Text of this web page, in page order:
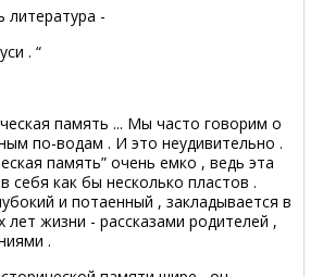
литература -
. “
память ... Мы часто говорим о
по-водам . И это неудивительно .
память” очень емко , ведь эта
себя как бы несколько пластов .
и потаенный , закладывается в
лет жизни - рассказами родителей ,
.